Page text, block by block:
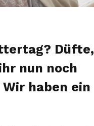
Düfte,
nun noch
haben ein